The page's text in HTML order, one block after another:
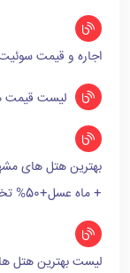
اجاره و قیمت سوئیت در
لیست قیمت
بهترین هتل های
+ ماه عسل+50% تخفیف